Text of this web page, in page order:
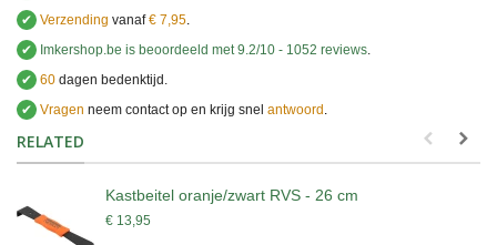
✔ Verzending vanaf€ 7,95.
✔
Imkershop.be is beoordeeld met9.2/10 - 1052 reviews.
✔ 60 dagen bedenktijd.
✔ Vragen neem contact op en krijg snel antwoord .
RELATED
Kastbeitel oranje/zwart RVS - 26 cm
€ 13,95